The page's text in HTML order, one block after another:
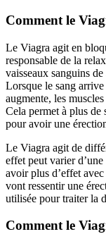
Comment le
Le Viagra agit en
responsable de la
vaisseaux sanguins
Lorsque le sang
augmente, les
Cela permet à plus de
pour avoir une
Le Viagra agit de
effet peut varier
avoir plus d’effet
vont ressentir une
utilisée pour traiter la
Comment le